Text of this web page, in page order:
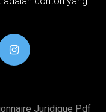
Juridique Pdf